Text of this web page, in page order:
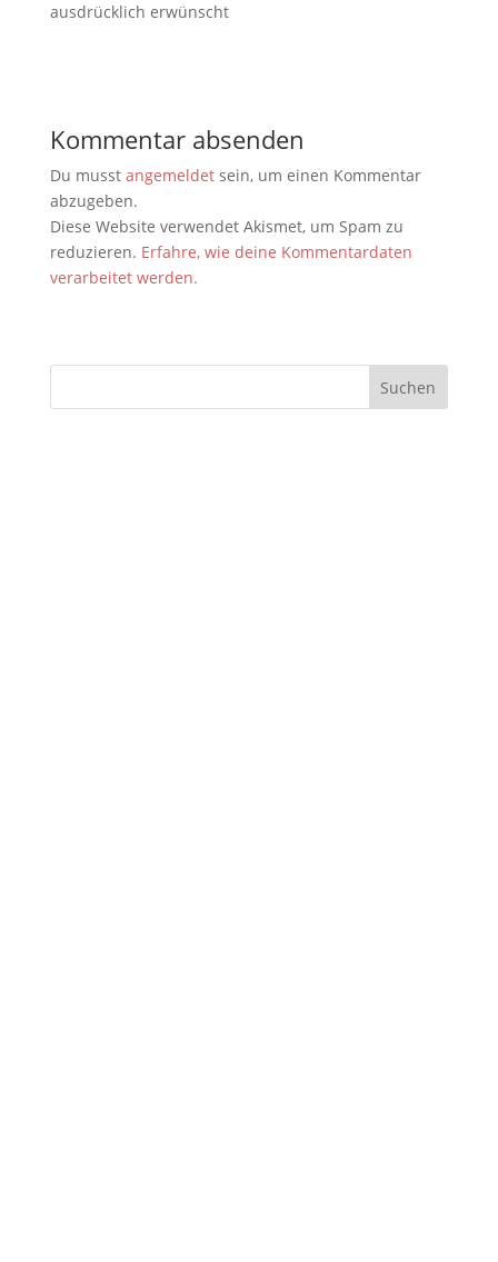
ausdrücklich erwünscht
Kommentar absenden
Du musst angemeldetsein, um einen Kommentar
abzugeben.
Diese Website verwendet Akismet, um Spam zu
reduzieren. Erfahre, wie deine Kommentardaten
verarbeitet werden.